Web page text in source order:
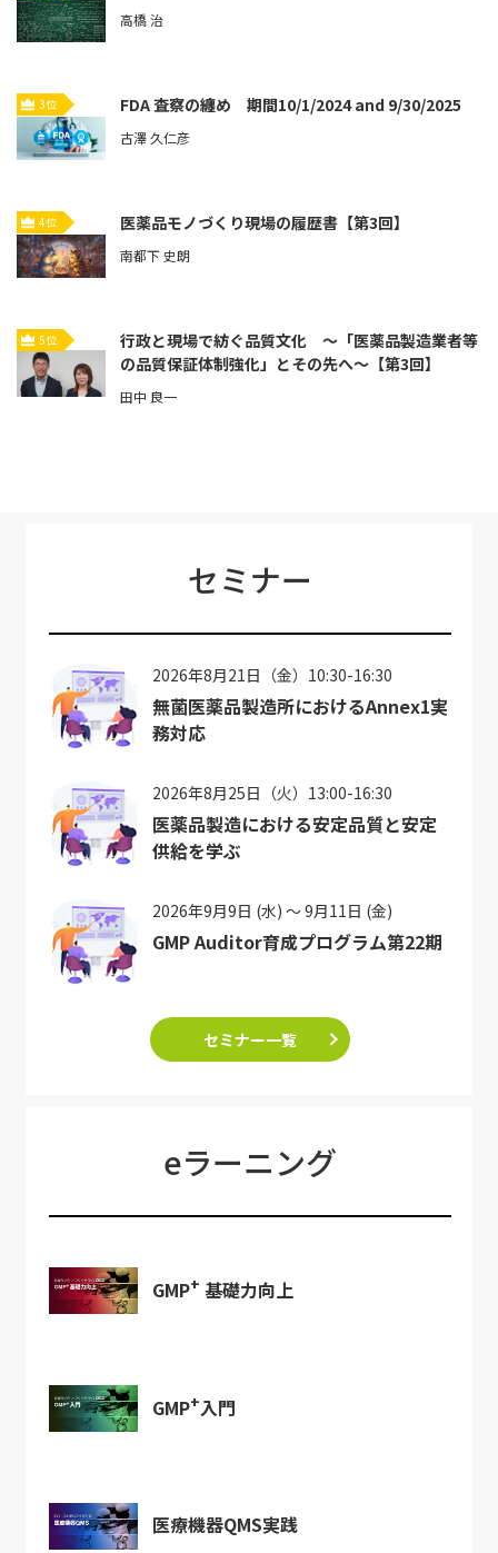
高橋 治
3位 FDA 査察の纏め 期間10/1/2024 and 9/30/2025
古澤 久仁彦
4位 医薬品モノづくり現場の履歴書【第3回】
南都下 史朗
5位
行政と現場で紡ぐ品質文化 ～「医薬品製造業者等
の品質保証体制強化」とその先へ～【第3回】
田中 良一
セミナー
2026年8月21日（金）10:30-16:30
無菌医薬品製造所におけるAnnex1実
務対応
2026年8月25日（火）13:00-16:30
医薬品製造における安定品質と安定
供給を学ぶ
2026年9月9日 (水) ～ 9月11日 (金)
GMP Auditor育成プログラム第22期
セミナー一覧
eラーニング
GMP+ 基礎力向上
GMP+入門
医療機器QMS実践